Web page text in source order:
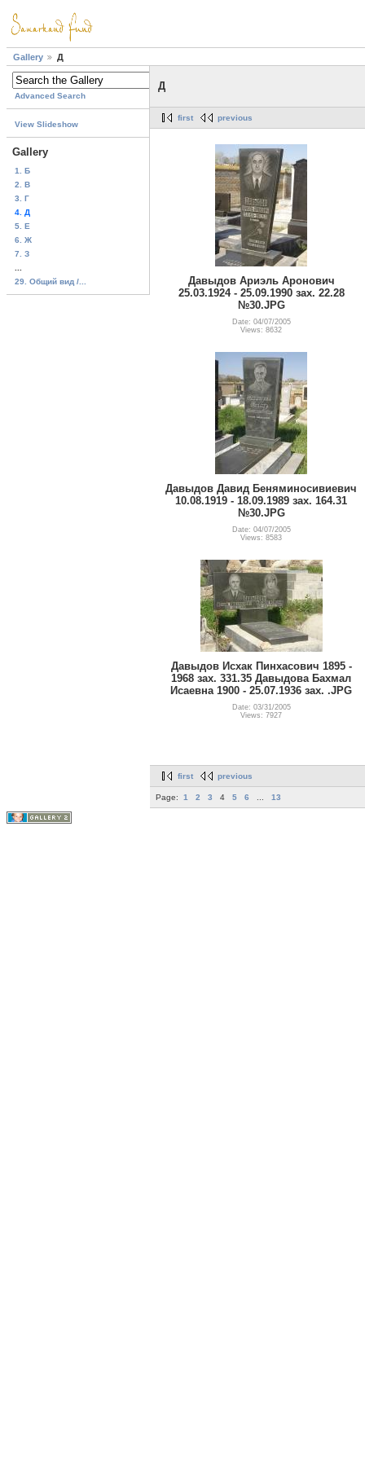
Gallery Д
Advanced Search
View Slideshow
Gallery
1. Б
2. В
3. Г
4. Д
5. Е
6. Ж
7. З
29. Общий вид /...
Д
first previous
Давыдов Ариэль Аронович
25.03.1924 - 25.09.1990 зах. 22.28
№30.JPG
Date: 04/07/2005
Views: 8632
Давыдов Давид Беняминосивиевич
10.08.1919 - 18.09.1989 зах. 164.31
№30.JPG
Date: 04/07/2005
Views: 8583
Давыдов Исхак Пинхасович 1895 -
1968 зах. 331.35 Давыдова Бахмал
Исаевна 1900 - 25.07.1936 зах. .JPG
Date: 03/31/2005
Views: 7927
first previous
Page: 1 2 3 4 5 6 13